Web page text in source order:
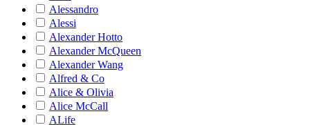
Alessandro
Alessi
Alexander Hotto
Alexander McQueen
Alexander Wang
Alfred & Co
Alice & Olivia
Alice McCall
ALife